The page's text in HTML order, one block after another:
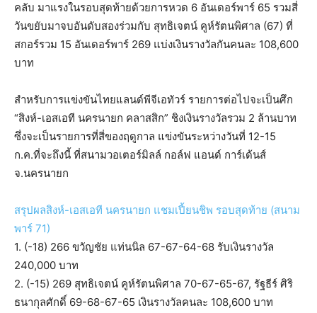
คลับ มาแรงในรอบสุดท้ายด้วยการหวด 6 อันเดอร์พาร์ 65 รวมสี่
วันขยับมาจบอันดับสองร่วมกับ สุทธิเจตน์ คูห์รัตนพิศาล (67) ที่
สกอร์รวม 15 อันเดอร์พาร์ 269 แบ่งเงินรางวัลกันคนละ 108,600
บาท
สำหรับการแข่งขันไทยแลนด์พีจีเอทัวร์ รายการต่อไปจะเป็นศึก
“สิงห์-เอสเอที นครนายก คลาสสิก” ชิงเงินรางวัลรวม 2 ล้านบาท
ซึ่งจะเป็นรายการที่สี่ของฤดูกาล แข่งขันระหว่างวันที่ 12-15
ก.ค.ที่จะถึงนี้ ที่สนามวอเตอร์มิลล์ กอล์ฟ แอนด์ การ์เด้นส์
จ.นครนายก
สรุปผลสิงห์-เอสเอที นครนายก แชมเปี้ยนชิพ รอบสุดท้าย (สนาม
พาร์ 71)
1. (-18) 266 ขวัญชัย แท่นนิล 67-67-64-68 รับเงินรางวัล
240,000 บาท
2. (-15) 269 สุทธิเจตน์ คูห์รัตนพิศาล 70-67-65-67, รัฐธีร์ ศิริ
ธนากุลศักดิ์ 69-68-67-65 เงินรางวัลคนละ 108,600 บาท